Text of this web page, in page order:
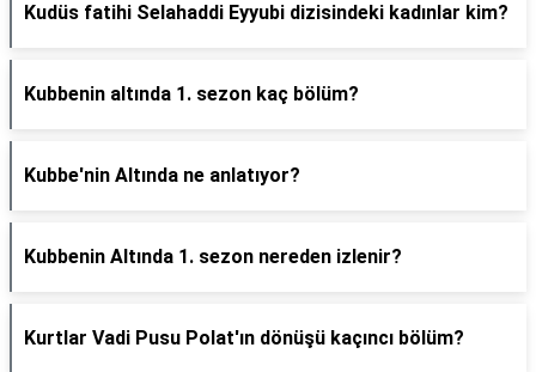
Kudüs fatihi Selahaddi Eyyubi dizisindeki kadınlar kim?
Kubbenin altında 1. sezon kaç bölüm?
Kubbe'nin Altında ne anlatıyor?
Kubbenin Altında 1. sezon nereden izlenir?
Kurtlar Vadi Pusu Polat'ın dönüşü kaçıncı bölüm?